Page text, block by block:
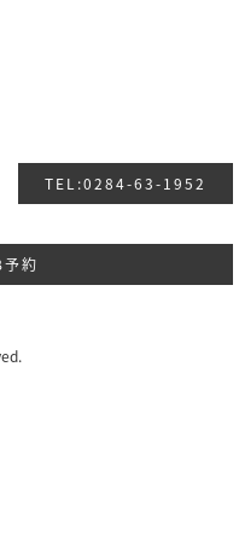
TEL:0284-63-1952
約